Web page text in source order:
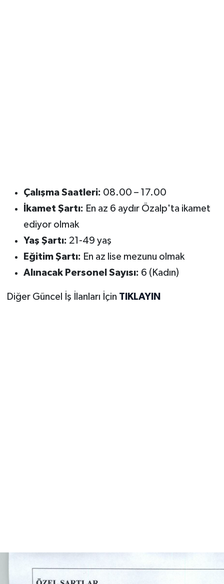
Çalışma Saatleri: 08.00 – 17.00
İkamet Şartı: En az 6 aydır Özalp'ta ikamet
ediyor olmak
Yaş Şartı: 21-49 yaş
Eğitim Şartı: En az lise mezunu olmak
Alınacak Personel Sayısı: 6 (Kadın)
Diğer Güncel İş İlanları İçin TIKLAYIN